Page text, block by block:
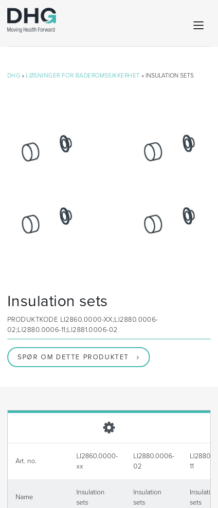
DHG » LØSNINGER FOR BADEROMSSIKKERHET » INSULATION SETS
Insulation sets
PRODUKTKODE LI2860.0000-XX;LI2880.0006-
02;LI2880.0006-11;LI2881.0006-02
SPØR OM DETTE PRODUKTET
Art. no.
LI2860.0000-
xx
LI2880.0006-
02
11
Name
Insulation
sets
Insulation
sets
Insulation
sets